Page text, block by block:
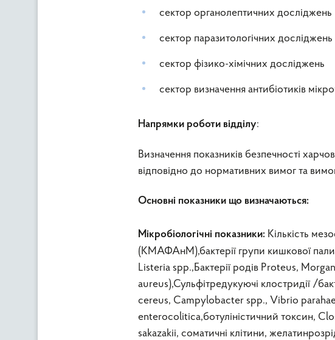
сектор органолептичних досліджень
сектор паразитологічних досліджень
сектор фізико-хімічних досліджень
сектор визначення антибіотиків
Напрямки роботи відділу:
Визначення показників безпечності
відповідно до нормативних вимог та
Основні показники що визначаються:
Мікробіологічні показники: Кількість
(КМАФАнМ),бактерії групи кишкової
Listeria spp.,Бактерії родів Proteus,
aureus),Сульфітредукуючі клостридії /
cereus, Campylobacter spp., Vibrio
enterocolitica,ботуліністичний токсин,
sakazakii, соматичні клітини,